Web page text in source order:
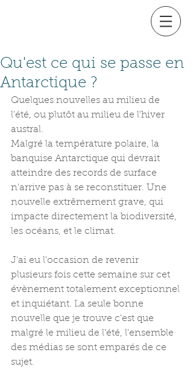
Qu'est ce qui se passe en
Antarctique ?
Quelques nouvelles au milieu de
l'été, ou plutôt au milieu de l'hiver
austral.
Malgré la température polaire, la
banquise Antarctique qui devrait
atteindre des records de surface
n'arrive pas à se reconstituer. Une
nouvelle extrêmement grave, qui
impacte directement la biodiversité,
les océans, et le climat.
J'ai eu l'occasion de revenir
plusieurs fois cette semaine sur cet
évènement totalement exceptionnel
et inquiétant. La seule bonne
nouvelle que je trouve c'est que
malgré le milieu de l'été, l'ensemble
des médias se sont emparés de ce
sujet.